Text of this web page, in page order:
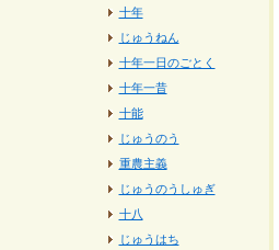
十年
じゅうねん
十年一日のごとく
十年一昔
十能
じゅうのう
重農主義
じゅうのうしゅぎ
十八
じゅうはち